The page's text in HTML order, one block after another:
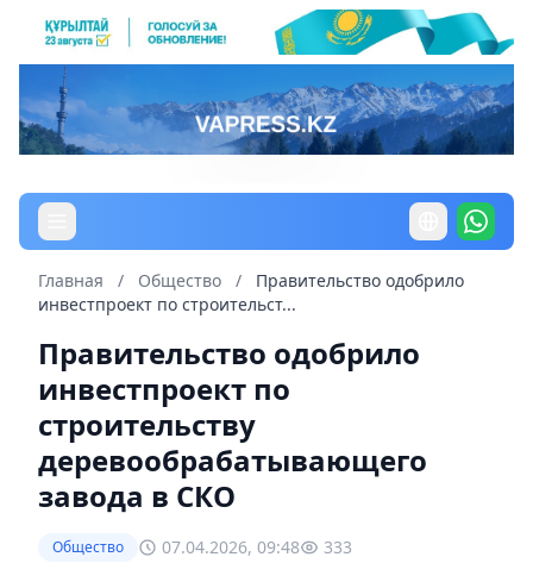
Главная / Общество /
Правительство одобрило
инвестпроект по строительст...
Правительство одобрило
инвестпроект по
строительству
деревообрабатывающего
завода в СКО
Общество 07.04.2026, 09:48 333